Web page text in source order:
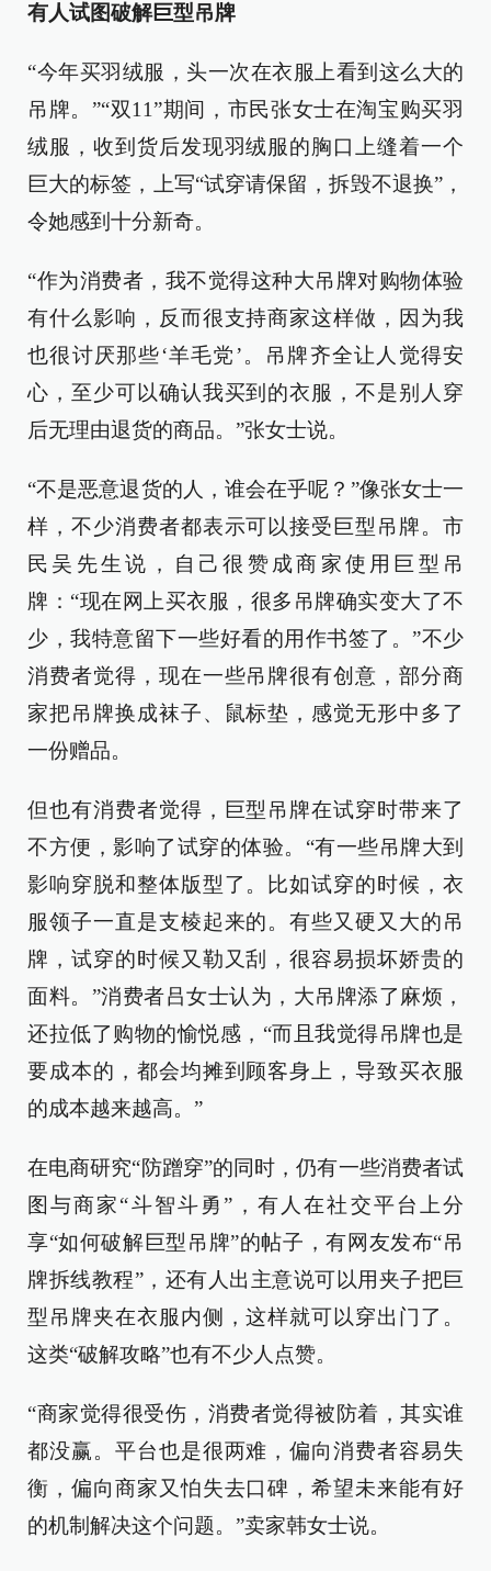
有人试图破解巨型吊牌
“今年买羽绒服，头一次在衣服上看到这么大的
吊牌。”“双11”期间，市民张女士在淘宝购买羽
绒服，收到货后发现羽绒服的胸口上缝着一个
巨大的标签，上写“试穿请保留，拆毁不退换”，
令她感到十分新奇。
“作为消费者，我不觉得这种大吊牌对购物体验
有什么影响，反而很支持商家这样做，因为我
也很讨厌那些‘羊毛党’。吊牌齐全让人觉得安
心，至少可以确认我买到的衣服，不是别人穿
后无理由退货的商品。”张女士说。
“不是恶意退货的人，谁会在乎呢？”像张女士一
样，不少消费者都表示可以接受巨型吊牌。市
民吴先生说，自己很赞成商家使用巨型吊
牌：“现在网上买衣服，很多吊牌确实变大了不
少，我特意留下一些好看的用作书签了。”不少
消费者觉得，现在一些吊牌很有创意，部分商
家把吊牌换成袜子、鼠标垫，感觉无形中多了
一份赠品。
但也有消费者觉得，巨型吊牌在试穿时带来了
不方便，影响了试穿的体验。“有一些吊牌大到
影响穿脱和整体版型了。比如试穿的时候，衣
服领子一直是支棱起来的。有些又硬又大的吊
牌，试穿的时候又勒又刮，很容易损坏娇贵的
面料。”消费者吕女士认为，大吊牌添了麻烦，
还拉低了购物的愉悦感，“而且我觉得吊牌也是
要成本的，都会均摊到顾客身上，导致买衣服
的成本越来越高。”
在电商研究“防蹭穿”的同时，仍有一些消费者试
图与商家“斗智斗勇”，有人在社交平台上分
享“如何破解巨型吊牌”的帖子，有网友发布“吊
牌拆线教程”，还有人出主意说可以用夹子把巨
型吊牌夹在衣服内侧，这样就可以穿出门了。
这类“破解攻略”也有不少人点赞。
“商家觉得很受伤，消费者觉得被防着，其实谁
都没赢。平台也是很两难，偏向消费者容易失
衡，偏向商家又怕失去口碑，希望未来能有好
的机制解决这个问题。”卖家韩女士说。